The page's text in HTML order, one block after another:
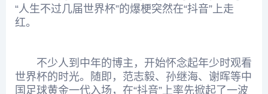
“人生不过几届世界杯”的爆梗突然在“抖音”上走
红。
不少人到中年的博主，开始怀念起年少时观看
世界杯的时光。随即，范志毅、孙继海、谢晖等中
国足球黄金一代入场，在“抖音”上率先掀起了一波